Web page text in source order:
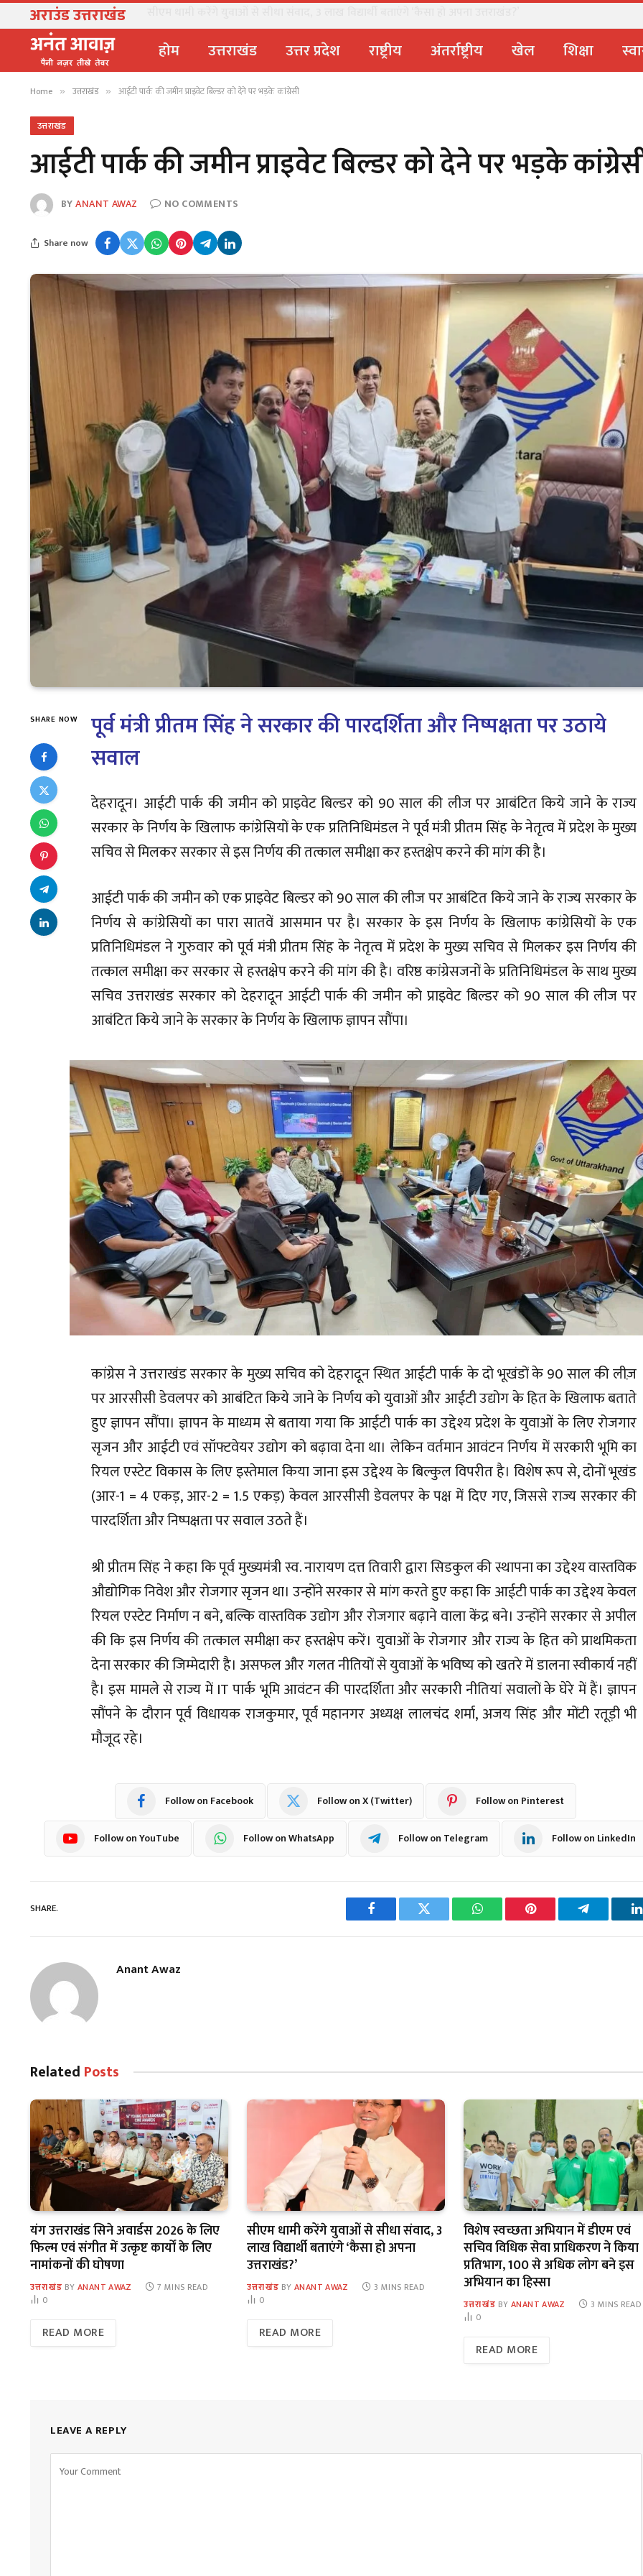
अराउंड उत्तराखंड
होम उत्तराखंड उत्तर प्रदेश राष्ट्रीय अंतर्राष्ट्रीय खेल शिक्षा
Home » उत्तराखंड » आईटी पार्क की जमीन प्राइवेट बिल्डर को देने पर भड़के कांग्रेसी
उत्तराखंड
आईटी पार्क की जमीन प्राइवेट बिल्डर को देने पर भड़के
BYANANT AWAZ NO COMMENTS
Share now
SHARE NOW
पूर्व मंत्री प्रीतम सिंह ने सरकार की पारदर्शिता और निष्पक्षता पर उठाये
सवाल
देहरादून। आईटी पार्क की जमीन को प्राइवेट बिल्डर को 90 साल की लीज पर आबंटित किये जाने के राज्य
सरकार के निर्णय के खिलाफ कांग्रेसियों के एक प्रतिनिधिमंडल ने पूर्व मंत्री प्रीतम सिंह के नेतृत्व में प्रदेश के मुख्य
सचिव से मिलकर सरकार से इस निर्णय की तत्काल समीक्षा कर हस्तक्षेप करने की मांग की है।
आईटी पार्क की जमीन को एक प्राइवेट बिल्डर को 90 साल की लीज पर आबंटित किये जाने के राज्य सरकार के
निर्णय से कांग्रेसियों का पारा सातवें आसमान पर है। सरकार के इस निर्णय के खिलाफ कांग्रेसियों के एक
प्रतिनिधिमंडल ने गुरुवार को पूर्व मंत्री प्रीतम सिंह के नेतृत्व में प्रदेश के मुख्य सचिव से मिलकर इस निर्णय की
तत्काल समीक्षा कर सरकार से हस्तक्षेप करने की मांग की है। वरिष्ठ कांग्रेसजनों के प्रतिनिधिमंडल के साथ मुख्य
सचिव उत्तराखंड सरकार को देहरादून आईटी पार्क की जमीन को प्राइवेट बिल्डर को 90 साल की लीज पर
आबंटित किये जाने के सरकार के निर्णय के खिलाफ ज्ञापन सौंपा।
कांग्रेस ने उत्तराखंड सरकार के मुख्य सचिव को देहरादून स्थित आईटी पार्क के दो भूखंडों के 90 साल की लीज़
पर आरसीसी डेवलपर को आबंटित किये जाने के निर्णय को युवाओं और आईटी उद्योग के हित के खिलाफ बताते
हुए ज्ञापन सौंपा। ज्ञापन के माध्यम से बताया गया कि आईटी पार्क का उद्देश्य प्रदेश के युवाओं के लिए रोजगार
सृजन और आईटी एवं सॉफ्टवेयर उद्योग को बढ़ावा देना था। लेकिन वर्तमान आवंटन निर्णय में सरकारी भूमि का
रियल एस्टेट विकास के लिए इस्तेमाल किया जाना इस उद्देश्य के बिल्कुल विपरीत है। विशेष रूप से, दोनों भूखंड
(आर-1 = 4 एकड़, आर-2 = 1.5 एकड़) केवल आरसीसी डेवलपर के पक्ष में दिए गए, जिससे राज्य सरकार की
पारदर्शिता और निष्पक्षता पर सवाल उठते हैं।
श्री प्रीतम सिंह ने कहा कि पूर्व मुख्यमंत्री स्व. नारायण दत्त तिवारी द्वारा सिडकुल की स्थापना का उद्देश्य वास्तविक
औद्योगिक निवेश और रोजगार सृजन था। उन्होंने सरकार से मांग करते हुए कहा कि आईटी पार्क का उद्देश्य केवल
रियल एस्टेट निर्माण न बने, बल्कि वास्तविक उद्योग और रोजगार बढ़ाने वाला केंद्र बने। उन्होंने सरकार से अपील
की कि इस निर्णय की तत्काल समीक्षा कर हस्तक्षेप करें। युवाओं के रोजगार और राज्य के हित को प्राथमिकता
देना सरकार की जिम्मेदारी है। असफल और गलत नीतियों से युवाओं के भविष्य को खतरे में डालना स्वीकार्य नहीं
है। इस मामले से राज्य में IT पार्क भूमि आवंटन की पारदर्शिता और सरकारी नीतियां सवालों के घेरे में हैं। ज्ञापन
सौंपने के दौरान पूर्व विधायक राजकुमार, पूर्व महानगर अध्यक्ष लालचंद शर्मा, अजय सिंह और मोंटी रतूड़ी भी
मौजूद रहे।
Follow on Facebook Follow on X (Twitter) Follow on Pinterest
Follow on YouTube Follow on WhatsApp Follow on Telegram Follow on LinkedIn
SHARE.
Facebook Twitter WhatsAppPinterest Telegram
Anant Awaz
Related Posts
यंग उत्तराखंड सिने अवार्डस 2026 के लिए
फिल्म एवं संगीत में उत्कृष्ट कार्यों के लिए
नामांकनों की घोषणा
उत्तराखंड BY ANANT AWAZ
7 MINS READ
0
READ MORE
सीएम धामी करेंगे युवाओं से सीधा संवाद, 3
लाख विद्यार्थी बताएंगे ‘कैसा हो अपना
उत्तराखंड?’
उत्तराखंड BY ANANT AWAZ
3 MINS READ
0
READ MORE
विशेष स्वच्छता अभियान में डीएम एवं
सचिव विधिक सेवा प्राधिकरण ने किया
प्रतिभाग, 100 से अधिक लोग बने इस
अभियान का हिस्सा
उत्तराखंड BY ANANT AWAZ
3 MINS READ
0
READ MORE
LEAVE A REPLY